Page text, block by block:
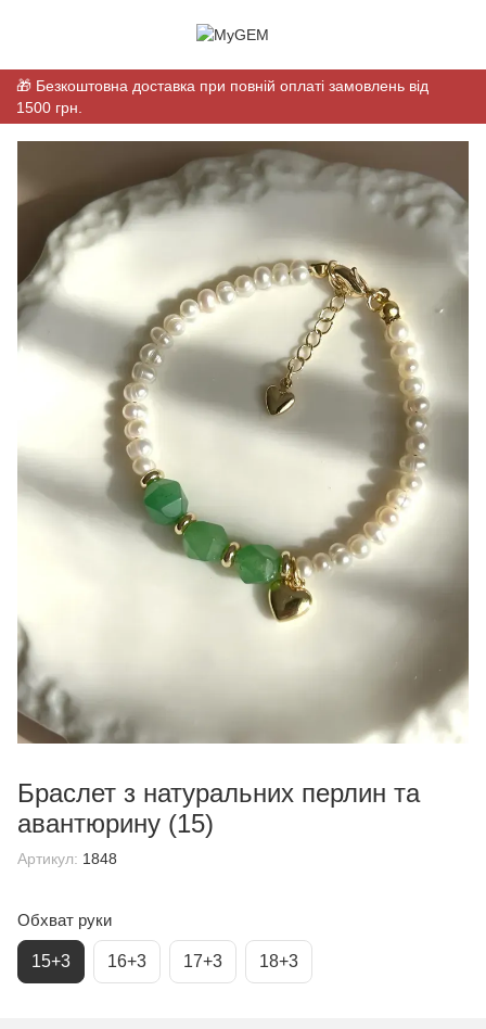
🎁 Безкоштовна доставка при повній оплаті замовлень від
1500 грн.
Браслет з натуральних перлин та
авантюрину (15)
Артикул: 1848
Обхват руки
15+3 16+3 17+3 18+3